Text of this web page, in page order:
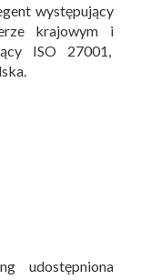
występujący
krajowym i
ISO 27001,
udostępniona